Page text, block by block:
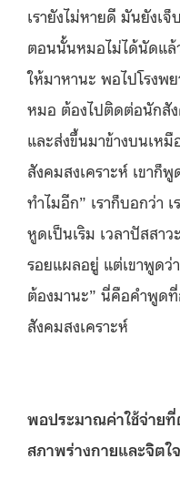
เรายังไม่หายดี มันยังเ
ตอนนั้นหมอไม่ได้นัดแล้
ให้มาหานะ พอไปโรงพ
หมอ ต้องไปติดต่อนักสัง
และส่งขึ้นมาข้างบนเห
สังคมสงเคราะห์ เขาก็
ทำไมอีก” เราก็บอกว่า
หูดเป็นเริม เวลาปัสสา
รอยแผลอยู่ แต่เขาพูดว่
ต้องมานะ” นี่คือคำพูด
สังคมสงเคราะห์
พอประมาณค่าใช้จ่าย
สภาพร่างกายและจิตใ